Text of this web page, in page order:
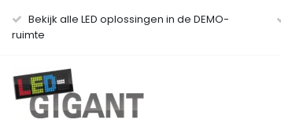
Bekijk alle LED oplossingen in de DEMO-
ruimte